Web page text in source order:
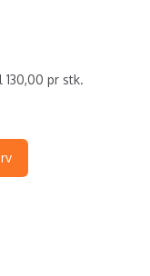
130,00 pr stk.